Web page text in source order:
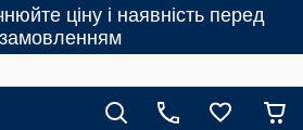
ціну і наявність перед
замовленням